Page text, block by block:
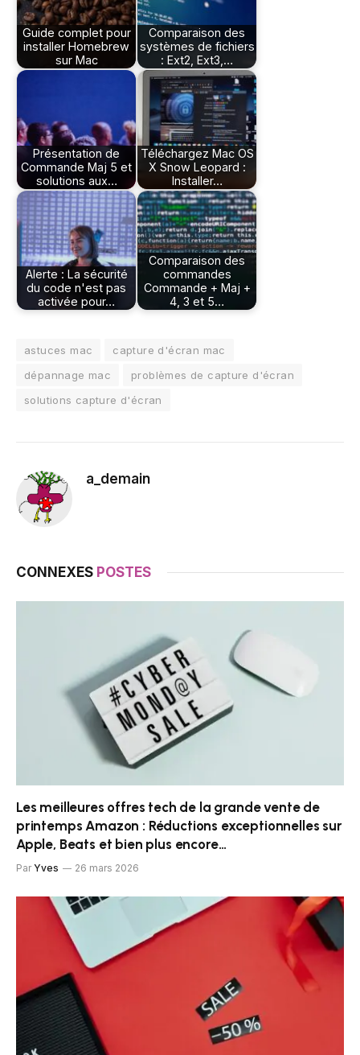
Guide complet pour
installer Homebrew
sur Mac
Comparaison des
systèmes de fichiers
: Ext2, Ext3,…
Présentation de
Commande Maj 5 et
solutions aux…
Téléchargez Mac OS
X Snow Leopard :
Installer…
Alerte : La sécurité
du code n'est pas
activée pour…
Comparaison des
commandes
Commande + Maj +
4, 3 et 5…
astuces mac
capture d'écran mac
dépannage mac
problèmes de capture d'écran
solutions capture d'écran
a_demain
CONNEXES POSTES
Les meilleures offres tech de la grande vente de
printemps Amazon : Réductions exceptionnelles sur
Apple, Beats et bien plus encore…
Par Yves 26 mars 2026